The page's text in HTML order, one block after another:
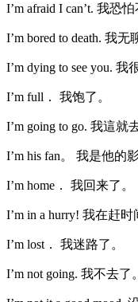
I’m afraid I can’t. 我恐怕
I’m bored to death. 我无
I’m dying to see you. 我
I’m full． 我饱了。
I’m going to go. 我這就去
I’m his fan。 我是他的影
I’m home． 我回来了。
I’m in a hurry! 我在赶时
I’m lost． 我迷路了。
I’m not going. 我不去了。